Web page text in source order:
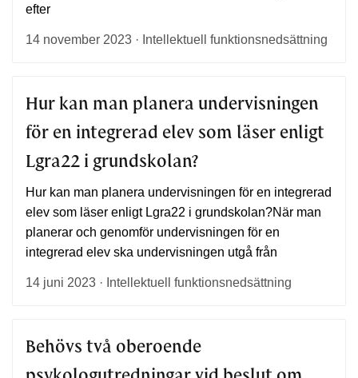
efter
14 november 2023 · Intellektuell funktionsnedsättning
Hur kan man planera undervisningen
för en integrerad elev som läser enligt
Lgra22 i grundskolan?
Hur kan man planera undervisningen för en integrerad
elev som läser enligt Lgra22 i grundskolan?När man
planerar och genomför undervisningen för en
integrerad elev ska undervisningen utgå från
14 juni 2023 · Intellektuell funktionsnedsättning
Behövs två oberoende